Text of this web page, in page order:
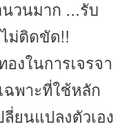
วนมาก ...รับ
ม่ติดขัด!!
งในการเจรจา
พาะที่ใช้หลัก
ยนแปลงตัวเอง